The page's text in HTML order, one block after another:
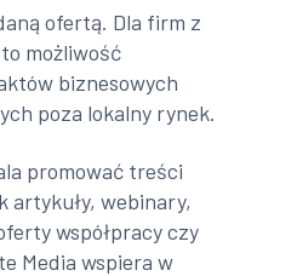
ofertą. Dla firm z
możliwość
biznesowych
poza lokalny rynek.
promować treści
artykuły, webinary,
współpracy czy
Media wspiera w